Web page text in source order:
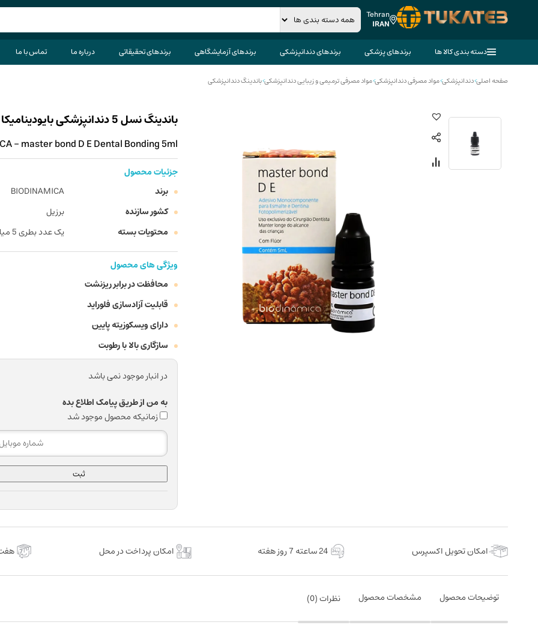
Tehran
IRAN
دسته بندی کالا ها برندهای پزشکی برندهای دندانپزشکی برندهای آزمایشگاهی برندهای تحقیقاتی درباره ما تماس با ما
صفحه اصلی>دندانپزشکی>مواد مصرفی دندانپزشکی>مواد مصرفی ترمیمی و زیبایی دندانپزشکی>باندینگ دندانپزشکی
باندینگ نسل 5 دندانپزشکی بایودینامیکا مدل master bond D E حجم 5 میلی لیتر
- master bond D E Dental Bonding 5ml
جزئیات محصول
برند
BIODINAMICA
کشور سازنده
برزیل
محتویات بسته
یک عدد بطری 5 میلی لیتری
ویژگی های محصول
محافظت در برابر ریزنشت
قابلیت آزادسازی فلوراید
دارای ویسکوزیته پایین
سازگاری بالا با رطوبت
در انبار موجود نمی باشد
به من از طریق پیامک اطلاع بده
زمانیکه محصول موجود شد
ثبت
امکان تحویل اکسپرس 24 ساعته 7 روز هفته امکان پرداخت در محل
توضیحات محصول مشخصات محصول نظرات (0
)